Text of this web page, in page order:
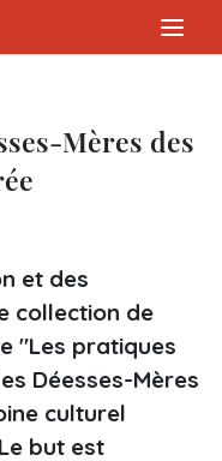
Mères des
et des
collection de
"Les pratiques
Déesses-Mères
culturel
but est